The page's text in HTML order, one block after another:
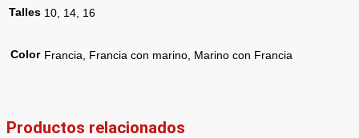
Talles 10, 14, 16
Color Francia, Francia con marino, Marino con Francia
Productos relacionados